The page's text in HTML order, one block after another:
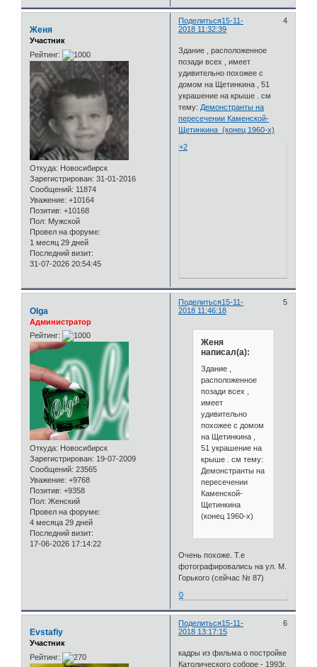
Поделиться 4
15-11-
2018 11:32:39
Женя
Участник
Рейтинг:
Откуда: Новосибирск
Зарегистрирован: 31-01-2016
Сообщений: 11874
Уважение: +10164
Позитив: +10168
Пол: Мужской
Провел на форуме:
1 месяц 29 дней
Последний визит:
31-07-2026 20:54:45
Здание , расположенное
позади всех , имеет
удивительно похожее с
домом на Щетинкина , 51
украшение на крыше . см
тему: Демонстранты на
пересечении Каменской-
Щетинкина (конец 1960-х)
+2
Поделиться 5
15-11-
2018 11:46:18
Olga
Администратор
Рейтинг:
Откуда: Новосибирск
Зарегистрирован: 19-07-2009
Сообщений: 23565
Уважение: +9768
Позитив: +9358
Пол: Женский
Провел на форуме:
4 месяца 29 дней
Последний визит:
17-06-2026 17:14:22
Женя
написал(а):
Здание ,
расположенное
позади всех ,
имеет
удивительно
похожее с домом
на Щетинкина ,
51 украшение на
крыше . см тему:
Демонстранты на
пересечении
Каменской-
Щетинкина
(конец 1960-х)
Очень похоже. Т.е
фотографировались на ул. М.
Горького (сейчас № 87)
0
Поделиться 6
15-11-
2018 13:17:15
Evstafiy
Участник
Рейтинг:
кадры из фильма о постройке
Католического соборе - 1993г.